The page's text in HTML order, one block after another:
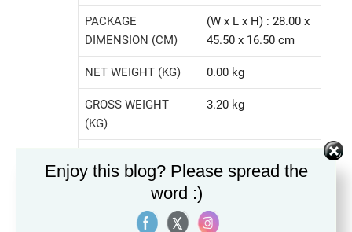
PACKAGE
DIMENSION (CM)
(W x L x H) : 28.00 x
45.50 x 16.50 cm
NET WEIGHT (KG) 0.00 kg
GROSS WEIGHT
(KG)
3.20 kg
สินค้าที่เกี่ยวข้อง
Enjoy this blog? Please spread the
word :)